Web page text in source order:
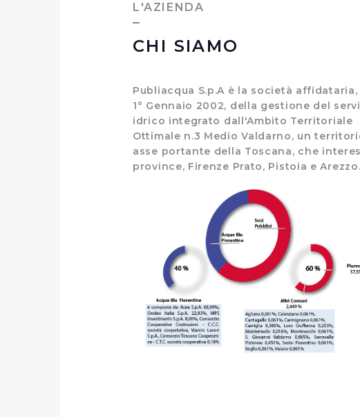
L'AZIENDA
CHI SIAMO
Publiacqua S.p.A è la società affidataria,
1° Gennaio 2002, della gestione del
idrico integrato dall'Ambito Territoriale
Ottimale n.3 Medio Valdarno, un
asse portante della Toscana, che
province, Firenze Prato, Pistoia e Arezzo.